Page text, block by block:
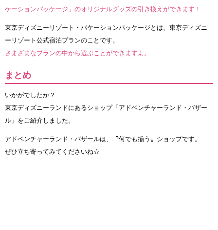
ケーションパッケージ」のオリジナルグッズの引き換えができます！
東京ディズニーリゾート・バケーションパッケージとは、東京ディズニ
ーリゾート公式宿泊プランのことです。
さまざまなプランの中から選ぶことができますよ。
まとめ
いかがでしたか？
東京ディズニーランドにあるショップ「アドベンチャーランド・バザー
ル」をご紹介しました。
アドベンチャーランド・バザールは、〝何でも揃う〟ショップです。
ぜひ立ち寄ってみてくださいね☆